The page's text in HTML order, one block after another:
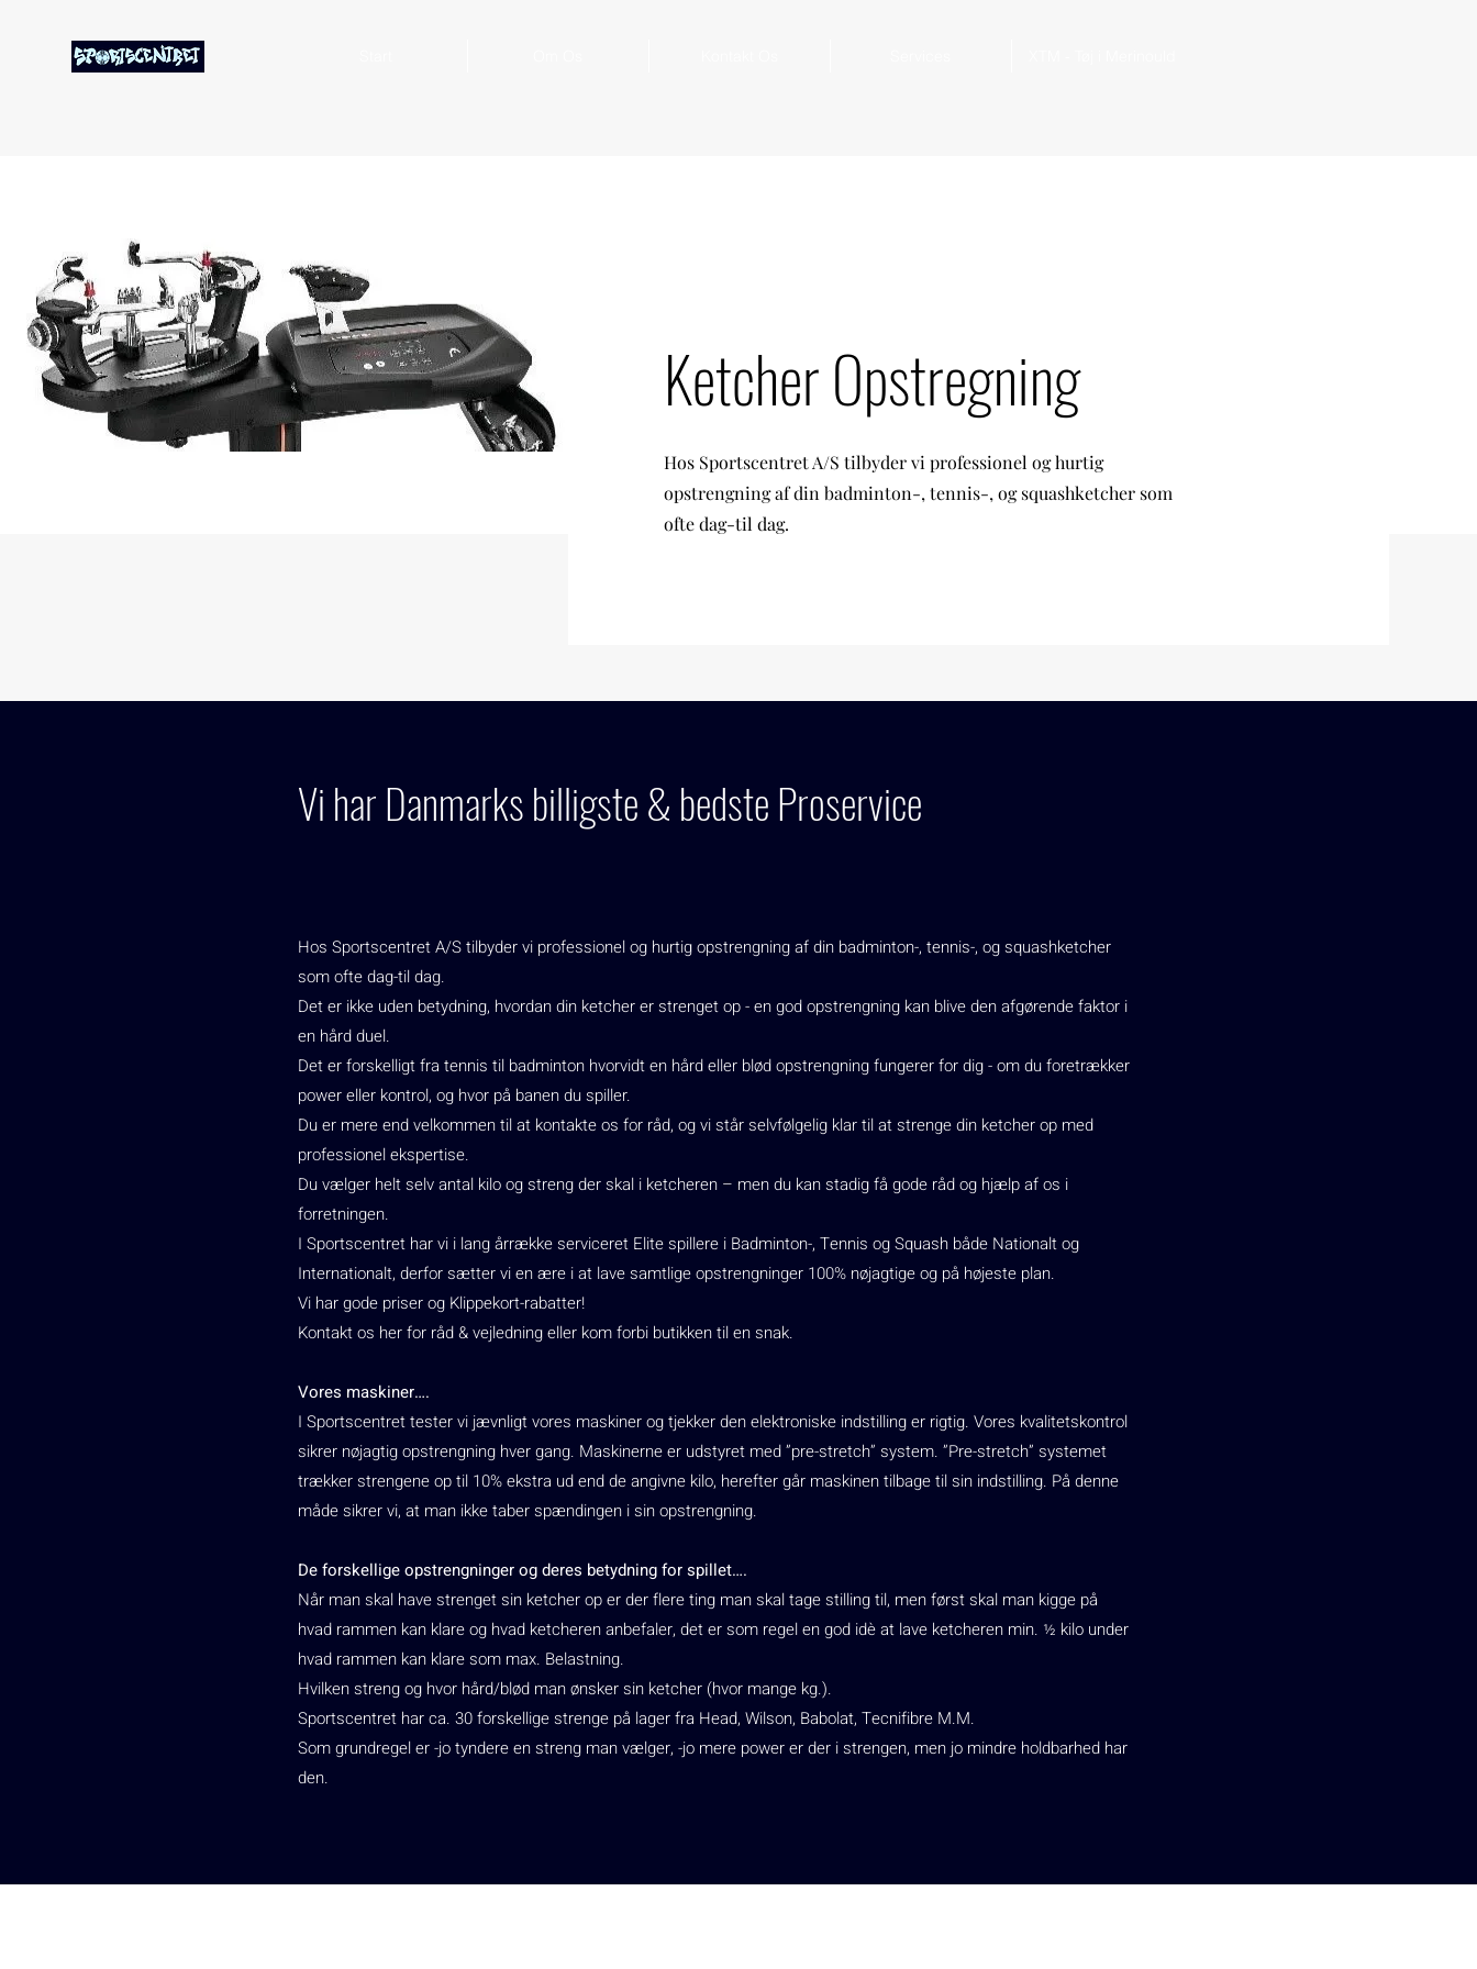
Ketcher Opstregning
Hos Sportscentret A/S tilbyder vi professionel og hurtig
opstrengning af din badminton-, tennis-, og squashketcher som
ofte dag-til dag.
Vi har Danmarks billigste & bedste Proservice
Hos Sportscentret A/S tilbyder vi professionel og hurtig opstrengning af din badminton-, tennis-, og squashketcher
som ofte dag-til dag.
Det er ikke uden betydning, hvordan din ketcher er strenget op - en god opstrengning kan blive den afgørende faktor i
en hård duel.
Det er forskelligt fra tennis til badminton hvorvidt en hård eller blød opstrengning fungerer for dig - om du foretrækker
power eller kontrol, og hvor på banen du spiller.
Du er mere end velkommen til at kontakte os for råd, og vi står selvfølgelig klar til at strenge din ketcher op med
professionel ekspertise.
Du vælger helt selv antal kilo og streng der skal i ketcheren – men du kan stadig få gode råd og hjælp af os i
forretningen.
I Sportscentret har vi i lang årrække serviceret Elite spillere i Badminton-, Tennis og Squash både Nationalt og
Internationalt, derfor sætter vi en ære i at lave samtlige opstrengninger 100% nøjagtige og på højeste plan.
Vi har gode priser og Klippekort-rabatter!
Kontakt os her for råd & vejledning eller kom forbi butikken til en snak.
Vores maskiner….
I Sportscentret tester vi jævnligt vores maskiner og tjekker den elektroniske indstilling er rigtig. Vores kvalitetskontrol
sikrer nøjagtig opstrengning hver gang. Maskinerne er udstyret med ”pre-stretch” system. ”Pre-stretch” systemet
trækker strengene op til 10% ekstra ud end de angivne kilo, herefter går maskinen tilbage til sin indstilling. På denne
måde sikrer vi, at man ikke taber spændingen i sin opstrengning.
De forskellige opstrengninger og deres betydning for spillet….
Når man skal have strenget sin ketcher op er der flere ting man skal tage stilling til, men først skal man kigge på
hvad rammen kan klare og hvad ketcheren anbefaler, det er som regel en god idè at lave ketcheren min. ½ kilo under
hvad rammen kan klare som max. Belastning.
Hvilken streng og hvor hård/blød man ønsker sin ketcher (hvor mange kg.).
Sportscentret har ca. 30 forskellige strenge på lager fra Head, Wilson, Babolat, Tecnifibre M.M.
Som grundregel er -jo tyndere en streng man vælger, -jo mere power er der i strengen, men jo mindre holdbarhed har
den.